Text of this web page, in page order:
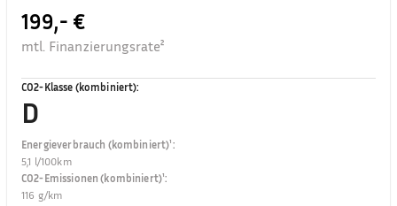
199,- €
mtl. Finanzierungsrate²
CO2-Klasse (kombiniert):
D
Energieverbrauch (kombiniert)¹:
5,1 l/100km
CO2-Emissionen (kombiniert)¹:
116 g/km